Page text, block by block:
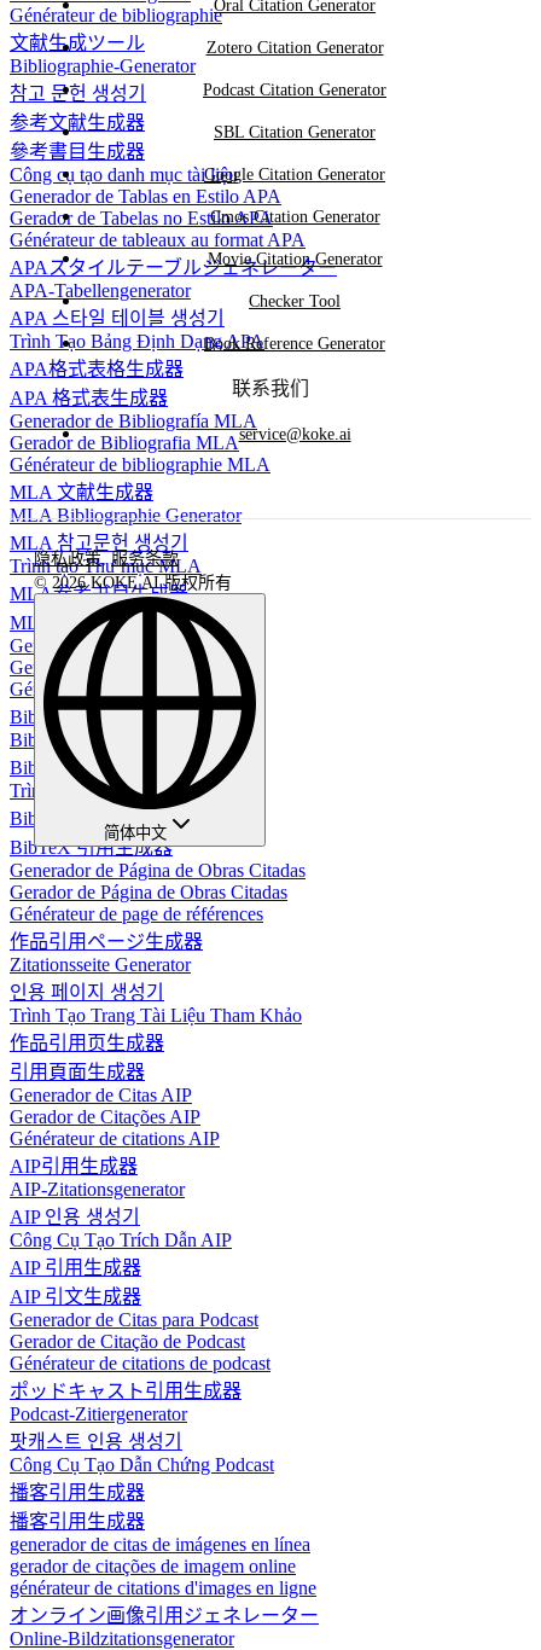
Générateur de bibliographie
文献生成ツール
Bibliographie-Generator
참고 문헌 생성기
参考文献生成器
參考書目生成器
Công cụ tạo danh mục tài liệu
Generador de Tablas en Estilo APA
Gerador de Tabelas no Estilo APA
Générateur de tableaux au format APA
APAスタイルテーブルジェネレーター
APA-Tabellengenerator
APA 스타일 테이블 생성기
Trình Tạo Bảng Định Dạng APA
APA格式表格生成器
APA 格式表生成器
Generador de Bibliografía MLA
Gerador de Bibliografia MLA
Générateur de bibliographie MLA
MLA 文献生成器
MLA Bibliographie Generator
MLA 참고문헌 생성기
Trình tạo Thư mục MLA
MLA参考书目生成器
MLA 參考文獻生成器
Generador de Citas BibTeX
Gerador de Citações BibTeX
Générateur de citations BibTeX
BibTeX引用生成器
BibTeX-Zitationsgenerator
BibTeX 인용 생성기
Trình tạo trích dẫn BibTeX
BibTeX 引用生成器
BibTeX 引用生成器
Generador de Página de Obras Citadas
Gerador de Página de Obras Citadas
Générateur de page de références
作品引用ページ生成器
Zitationsseite Generator
인용 페이지 생성기
Trình Tạo Trang Tài Liệu Tham Khảo
作品引用页生成器
引用頁面生成器
Generador de Citas AIP
Gerador de Citações AIP
Générateur de citations AIP
AIP引用生成器
AIP-Zitationsgenerator
AIP 인용 생성기
Công Cụ Tạo Trích Dẫn AIP
AIP 引用生成器
AIP 引文生成器
Generador de Citas para Podcast
Gerador de Citação de Podcast
Générateur de citations de podcast
ポッドキャスト引用生成器
Podcast-Zitiergenerator
팟캐스트 인용 생성기
Công Cụ Tạo Dẫn Chứng Podcast
播客引用生成器
播客引用生成器
generador de citas de imágenes en línea
gerador de citações de imagem online
générateur de citations d'images en ligne
オンライン画像引用ジェネレーター
Online-Bildzitationsgenerator
Oral Citation Generator
Zotero Citation Generator
Podcast Citation Generator
SBL Citation Generator
Google Citation Generator
Cmos Citation Generator
Movie Citation Generator
Checker Tool
Book Reference Generator
联系我们
service@koke.ai
隐私政策,服务条款
© 2026 KOKE AI 版权所有
简体中文